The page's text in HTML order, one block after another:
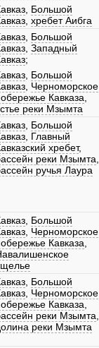
Большой
хребет Аибга
Большой
Западный
;
Большой
Черноморское
Кавказа
реки Мзымта
Большой
Главный
хребет,
реки Мзымта
ручья Лаура
Большой
Черноморское
Кавказа
Большой
Черноморское
Кавказа
реки Мзымта
реки Мзымта